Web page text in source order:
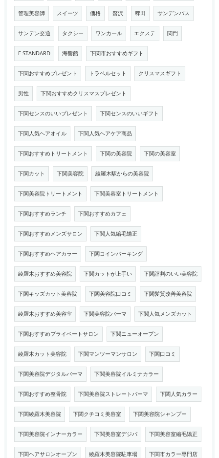
管理美容師 スイーツ 価格 贅沢 稗田 サンデンバス
サンデン交通 タクシー ワンカール エクステ 関門
E STANDARD 海響館 下関市おすすめギフト
下関おすすめプレゼント トラベルセット クリスマスギフト
男性 下関おすすめクリスマスプレゼント
下関センスのいいプレゼント 下関センスのいいギフト
下関人気ヘアオイル 下関人気ヘアケア商品
下関おすすめトリートメント 下関の美容院 下関の美容室
下関カット 下関美容院 綾羅木駅からの美容院
下関美容院トリートメント 下関美容室トリートメント
下関おすすめランチ 下関おすすめカフェ
下関おすすめメンズサロン 下関人気縮毛矯正
下関おすすめヘアカラー 下関コインパーキング
綾羅木おすすめ美容院 下関カットが上手い 下関評判のいい美容院
下関キッズカット美容院 下関美容院口コミ 下関髪質改善美容院
綾羅木おすすめ美容室 下関美容院パーマ 下関人気メンズカット
下関おすすめプライベートサロン 下関ニューオープン
綾羅木カット美容院 下関マンツーマンサロン 下関口コミ
下関美容院デジタルパーマ 下関美容院イルミナカラー
下関おすすめ整骨院 下関美容院ストレートパーマ 下関人気カラー
下関綾羅木美容院 下関クチコミ美容室 下関美容院シャンプー
下関美容院インナーカラー 下関美容室デジパ 下関美容室縮毛矯正
下関ヘアサロンオープン 綾羅木美容院駐車場 下関市カラー専門店